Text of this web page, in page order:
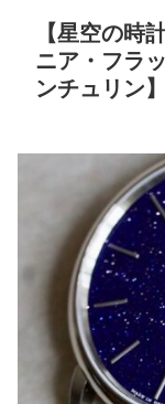
【星空の時
ニア・フラ
ンチュリン】